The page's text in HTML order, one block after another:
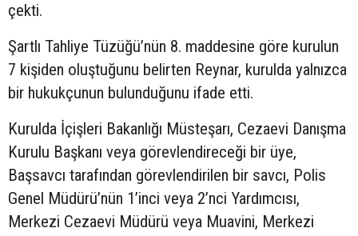
çekti.
Şartlı Tahliye Tüzüğü’nün 8. maddesine göre kurulun
7 kişiden oluştuğunu belirten Reynar, kurulda yalnızca
bir hukukçunun bulunduğunu ifade etti.
Kurulda İçişleri Bakanlığı Müsteşarı, Cezaevi Danışma
Kurulu Başkanı veya görevlendireceği bir üye,
Başsavcı tarafından görevlendirilen bir savcı, Polis
Genel Müdürü’nün 1’inci veya 2’nci Yardımcısı,
Merkezi Cezaevi Müdürü veya Muavini, Merkezi